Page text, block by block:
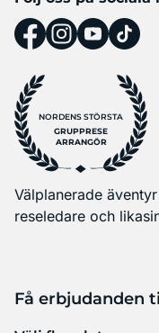
NORDENS STÖRSTA
GRUPPRESE
ARRANGÖR
Välplanerade
reseledare och
Få erbjudanden